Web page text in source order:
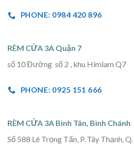
PHONE: 0984 420 896
RÈM CỬA 3A Quận 7
số 10 Đường số 2 , khu Himlam Q7
PHONE: 0925 151 666
RÈM CỬA 3A Bình Tân, Bình Chánh
Số 588 Lê Trọng Tấn, P. Tây Thạnh, Q.